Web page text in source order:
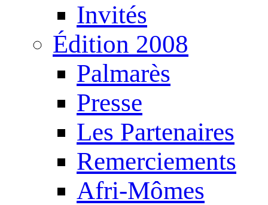
Invités
Édition 2008
Palmarès
Presse
Les Partenaires
Remerciements
Afri-Mômes